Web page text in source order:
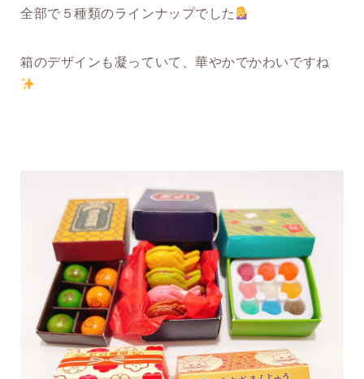
全部で５種類のラインナップでした
箱のデザインも凝っていて、華やかでかわいですね